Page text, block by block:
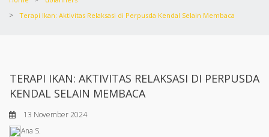
> Terapi Ikan: Aktivitas Relaksasi di Perpusda Kendal Selain Membaca
TERAPI IKAN: AKTIVITAS RELAKSASI DI PERPUSDA
KENDAL SELAIN MEMBACA
13 November 2024
Ana S.